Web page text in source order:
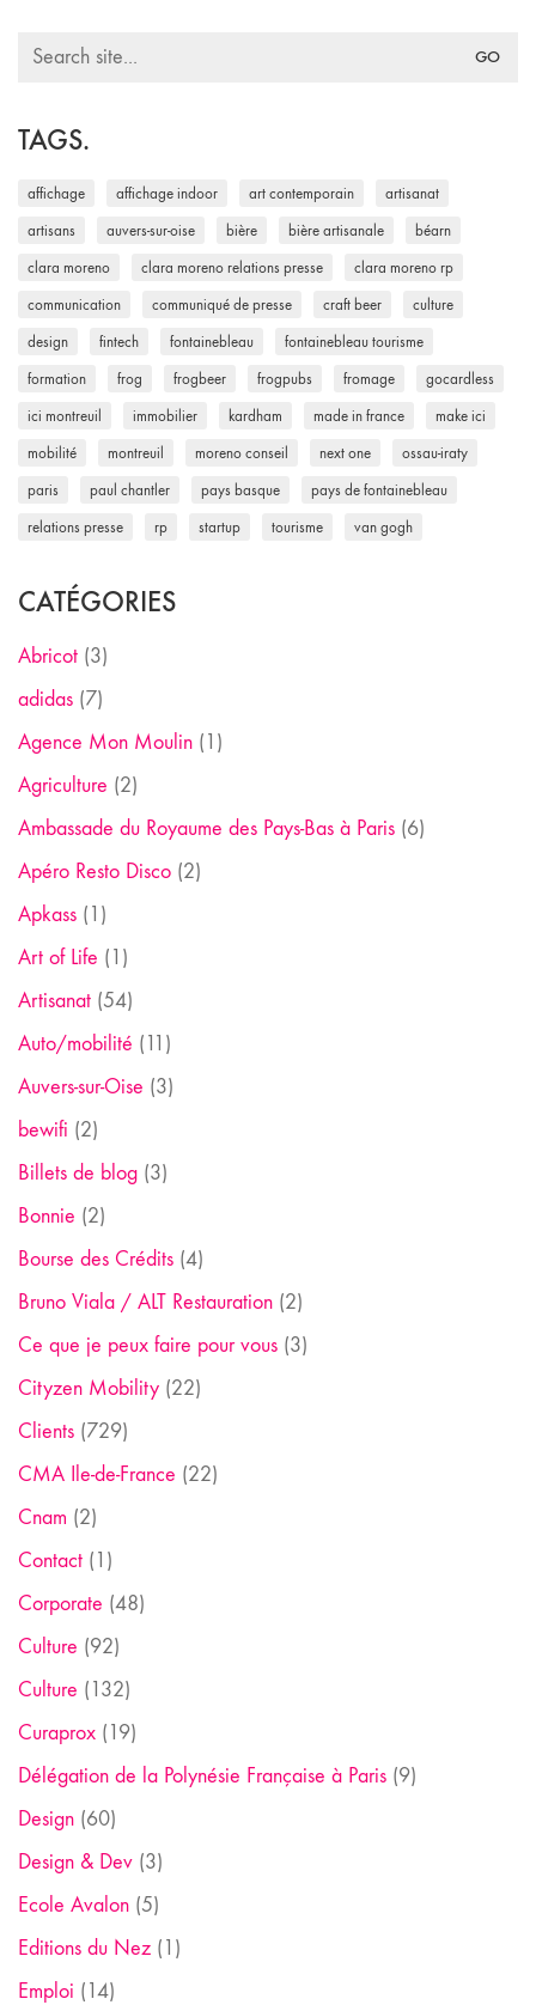
Search
TAGS.
affichage affichage indoor art contemporain artisanat
artisans auvers-sur-oise bière bière artisanale béarn
clara moreno clara moreno relations presse clara moreno rp
communication communiqué de presse craft beer culture
design fintech fontainebleau fontainebleau tourisme
formation frog frogbeer frogpubs fromage gocardless
ici montreuil immobilier kardham made in france make ici
mobilité montreuil moreno conseil next one ossau-iraty
paris paul chantler pays basque pays de fontainebleau
relations presse rp startup tourisme van gogh
CATÉGORIES
Abricot (3)
adidas (7)
Agence Mon Moulin (1)
Agriculture (2)
Ambassade du Royaume des Pays-Bas à Paris (6)
Apéro Resto Disco (2)
Apkass (1)
Art of Life (1)
Artisanat (54)
Auto/mobilité (11)
Auvers-sur-Oise (3)
bewifi (2)
Billets de blog (3)
Bonnie (2)
Bourse des Crédits (4)
Bruno Viala / ALT Restauration (2)
Ce que je peux faire pour vous (3)
Cityzen Mobility (22)
Clients (729)
CMA Ile-de-France (22)
Cnam (2)
Contact (1)
Corporate (48)
Culture (92)
Culture (132)
Curaprox (19)
Délégation de la Polynésie Française à Paris (9)
Design (60)
Design & Dev (3)
Ecole Avalon (5)
Editions du Nez (1)
Emploi (14)